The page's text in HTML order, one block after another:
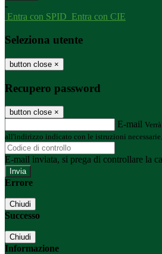
-
Entra con SPID Entra con CIE
Seleziona utente
button close ×
Recupero password
button close ×
E-mail
all'indirizzo indicato con le istruzioni necessarie.
E-mail inviata, si prega di controllare la
Errore
Chiudi
Successo
Chiudi
Informazione